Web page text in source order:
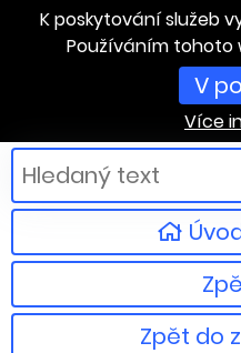
K poskytování služeb
Používáním tohoto
V
Více
Zpět do